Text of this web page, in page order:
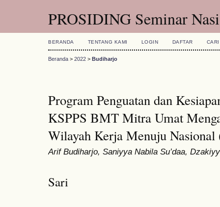
PROSIDING Seminar
BERANDA TENTANG KAMI LOGIN DAFTAR CARI
Beranda > 2022 > Budiharjo
Program Penguatan dan
KSPPS BMT Mitra Umat
Wilayah Kerja Menuju Nasional
Arif Budiharjo, Saniyya Nabila Su’daa,
Sari